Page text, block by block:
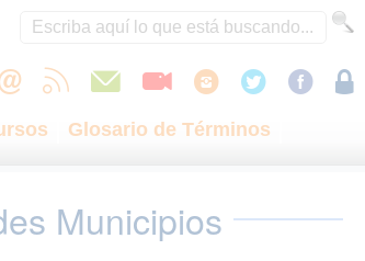
Glosario de Términos
Municipios